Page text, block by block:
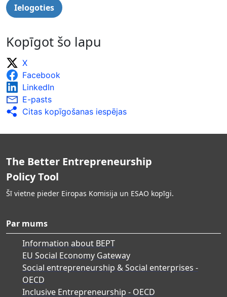
Kopīgot šo lapu
X
Facebook
LinkedIn
E-pasts
Citas kopīgošanas iespējas
The Better Entrepreneurship
Policy Tool
Šī vietne pieder Eiropas Komisija un ESAO kopīgi.
Par mums
Information about BEPT
EU Social Economy Gateway
Social entrepreneurship & Social enterprises -
OECD
Inclusive Entrepreneurship - OECD